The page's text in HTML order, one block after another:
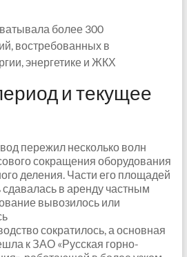
более 300
востребованных в
энергетике и ЖКХ
и текущее
пережил несколько волн
сокращения оборудования
деления. Части его площадей
сдавалась в аренду частным
вывозилось или
сократилось, а основная
к ЗАО «Русская горно-